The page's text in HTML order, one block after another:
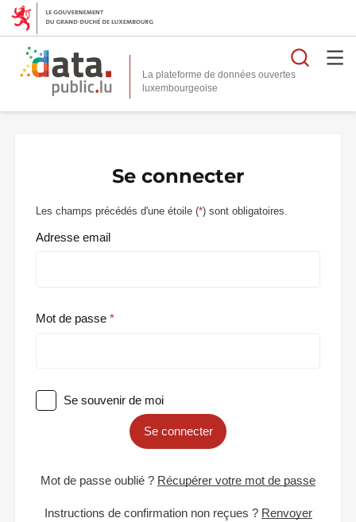
La plateforme de données ouvertes
Se connecter
Les champs précédés d'une étoile (*) sont obligatoires.
Adresse email
Mot de passe
Se souvenir de moi
Se connecter
Mot de passe oublié ? Récupérer votre mot de passe
Instructions de confirmation non reçues ? Renvoyer